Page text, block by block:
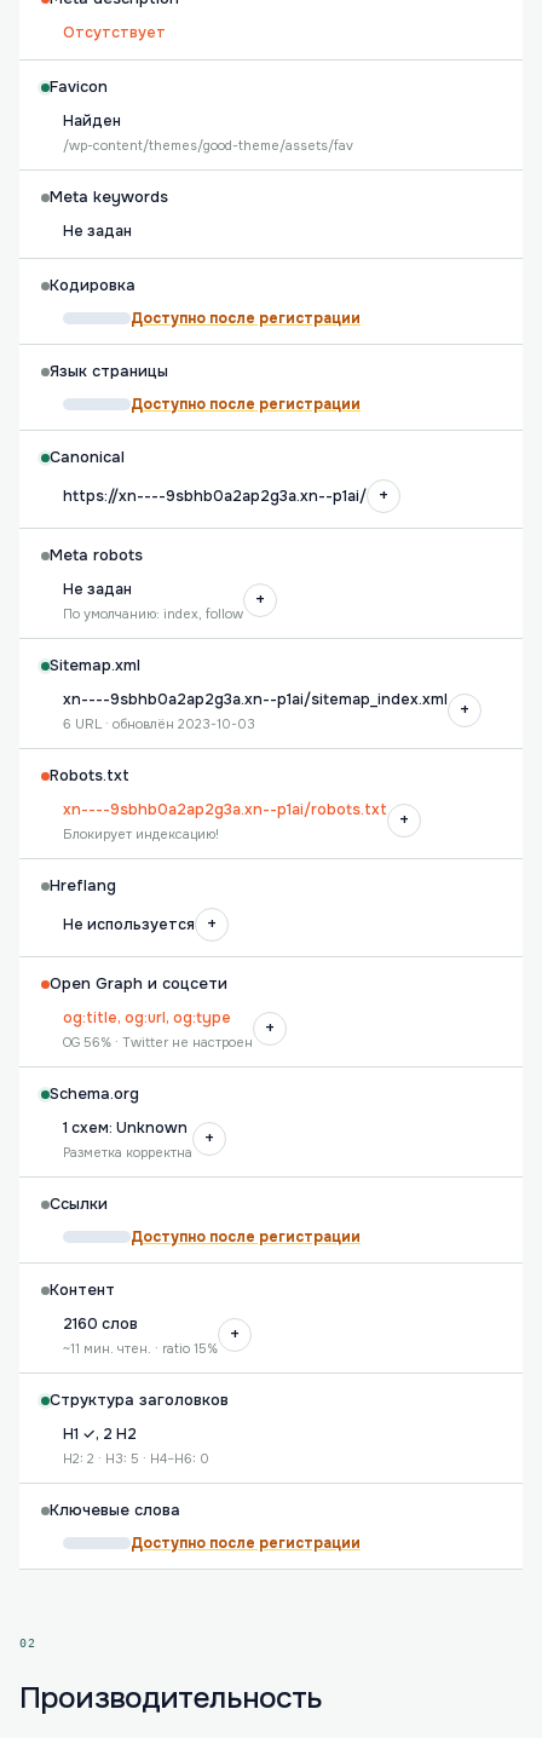
Отсутствует
Favicon
Найден
/wp-content/themes/good-theme/assets/fav
Meta keywords
Не задан
Кодировка
Доступно после регистрации
Язык страницы
Доступно после регистрации
Canonical
https://xn----9sbhb0a2ap2g3a.xn--p1ai/
+
Meta robots
Не задан
По умолчанию: index, follow
+
Sitemap.xml
xn----9sbhb0a2ap2g3a.xn--p1ai/sitemap_index.xml
6 URL · обновлён 2023-10-03
+
Robots.txt
xn----9sbhb0a2ap2g3a.xn--p1ai/robots.txt
Блокирует индексацию!
+
Hreflang
Не используется
+
Open Graph и соцсети
og:title, og:url, og:type
OG 56% · Twitter не настроен
+
Schema.org
1 схем: Unknown
Разметка корректна
+
Ссылки
Доступно после регистрации
Контент
2160 слов
~11 мин. чтен. · ratio 15%
+
Структура заголовков
H1 ✓, 2 H2
H2: 2 · H3: 5 · H4–H6: 0
Ключевые слова
Доступно после регистрации
02
Производительность